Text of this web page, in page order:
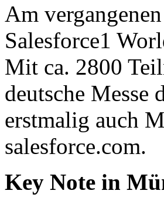
Am
Salesforce1
Mit ca. 2800
deutsche Messe
erstmalig auch
salesforce.com.
Key Note in